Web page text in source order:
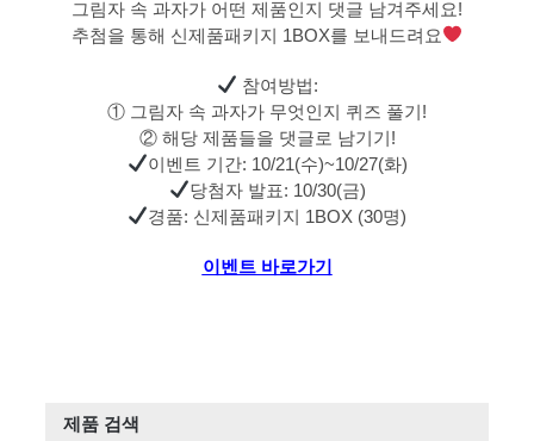
그림자 속 과자가 어떤 제품인지 댓글 남겨주세요!
추첨을 통해 신제품패키지 1BOX를 보내드려요
참여방법:
① 그림자 속 과자가 무엇인지 퀴즈 풀기!
② 해당 제품들을 댓글로 남기기!
이벤트 기간: 10/21(수)~10/27(화)
당첨자 발표: 10/30(금)
경품: 신제품패키지 1BOX (30명)
이벤트 바로가기
제품 검색